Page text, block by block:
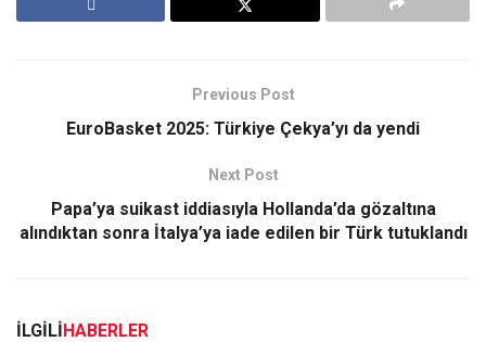
Previous Post
EuroBasket 2025: Türkiye Çekya’yı da yendi
Next Post
Papa’ya suikast iddiasıyla Hollanda’da gözaltına
alındıktan sonra İtalya’ya iade edilen bir Türk tutuklandı
İLGİLİ HABERLER